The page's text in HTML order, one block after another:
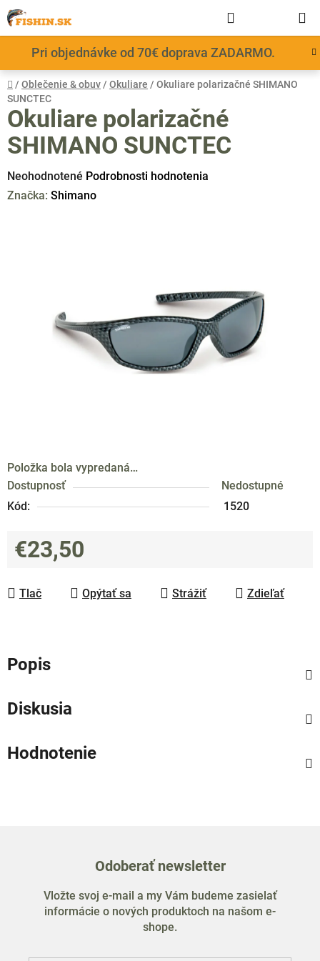
Prejsť
na
obsah
Pri objednávke od 70€ doprava ZADARMO.
KOŠÍK
Domov
/ Oblečenie & obuv / Okuliare / Okuliare polarizačné SHIMANO
SUNCTEC
Položka bola vypredaná…
Dostupnosť
Nedostupné
Kód:
1520
€23,50
Tlač
Opýtať sa Strážiť Zdieľať
Okuliare polarizačné
SHIMANO SUNCTEC
Priemerné
hodnotenie
hviezdičiek.
Neohodnotené Podrobnosti hodnotenia
Značka: Shimano
Popis
Diskusia
Hodnotenie
Odoberať newsletter
Vložte svoj e-mail a my Vám budeme zasielať
informácie o nových produktoch na našom e-
shope.